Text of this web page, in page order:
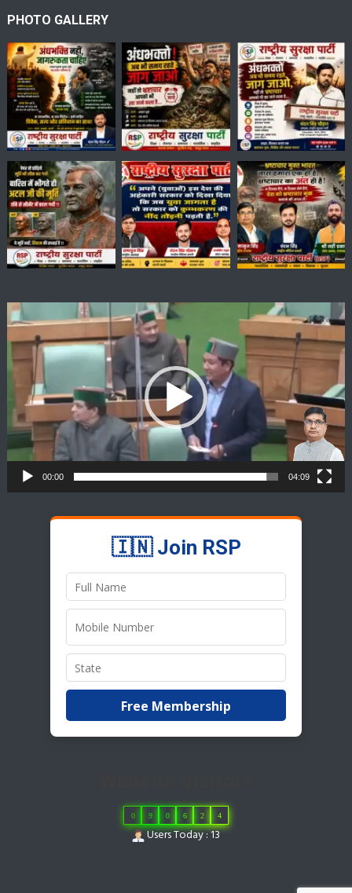
PHOTO GALLERY
Video
Player
00:00 04:09
🇮🇳 Join RSP
Free Membership
0 9 0 6 2 4
Users Today : 13